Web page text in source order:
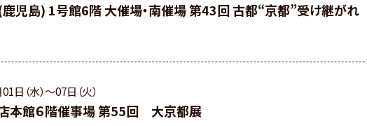
児島) 1号館6階 大催場・南催場 第43回 古都“京都”受け継がれ
日（水）〜07日（火）
本館６階催事場 第55回 大京都展